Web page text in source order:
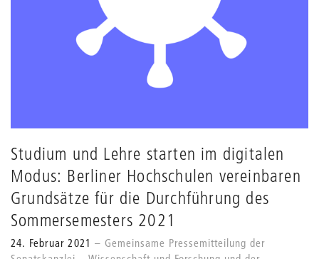
Studium und Lehre starten im digitalen
Modus: Berliner Hochschulen vereinbaren
Grundsätze für die Durchführung des
Sommersemesters 2021
24. Februar 2021
Gemeinsame Pressemitteilung der